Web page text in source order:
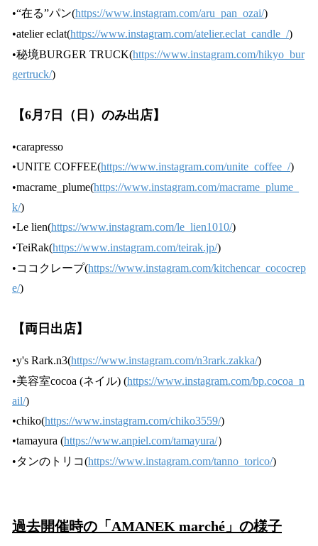
•“在る”パン(https://www.instagram.com/aru_pan_ozai/)
•atelier eclat(https://www.instagram.com/atelier.eclat_candle_/)
•秘境BURGER TRUCK(https://www.instagram.com/hikyo_bur
gertruck/)
【6月7日（日）のみ出店】
•carapresso
•UNITE COFFEE(https://www.instagram.com/unite_coffee_/)
•macrame_plume(https://www.instagram.com/macrame_plume_
k/)
•Le lien(https://www.instagram.com/le_lien1010/)
•TeiRak(https://www.instagram.com/teirak.jp/)
•ココクレープ(https://www.instagram.com/kitchencar_cococrep
e/)
【両日出店】
•y's Rark.n3(https://www.instagram.com/n3rark.zakka/)
•美容室cocoa (ネイル) (https://www.instagram.com/bp.cocoa_n
ail/)
•chiko(https://www.instagram.com/chiko3559/)
•tamayura (https://www.anpiel.com/tamayura/）
•タンのトリコ(https://www.instagram.com/tanno_torico/)
過去開催時の「AMANEK marché」の様子